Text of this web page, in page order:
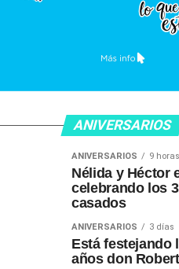
ANIVERSARIOS
ANIVERSARIOS 9 horas
Nélida y Héctor
celebrando los
casados
ANIVERSARIOS 3 días
Está festejando
años don